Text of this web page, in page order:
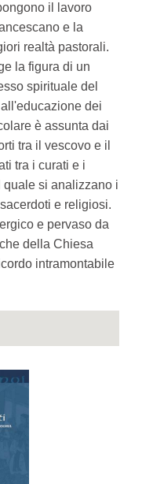
il lavoro
e la
realtà pastorali.
la figura di un
spirituale del
dei
è assunta dai
tra il vescovo e il
tra i curati e i
si analizzano i
e religiosi.
e pervaso da
della Chiesa
intramontabile